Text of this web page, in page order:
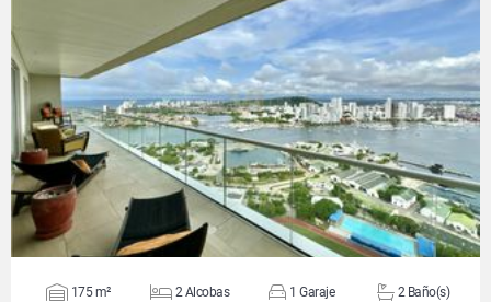
VER DETALLES
175 m² 2 Alcobas 1 Garaje 2 Baño(s)